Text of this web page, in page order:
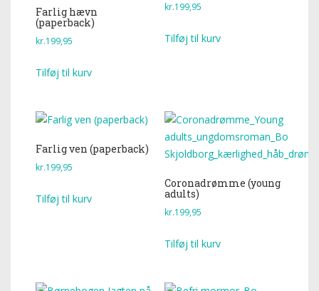
Farlig hævn
(paperback)
kr.199,95
Tilføj til kurv
kr.199,95
Tilføj til kurv
Farlig ven (paperback)
kr.199,95
Tilføj til kurv
Coronadrømme (young
adults)
kr.199,95
Tilføj til kurv